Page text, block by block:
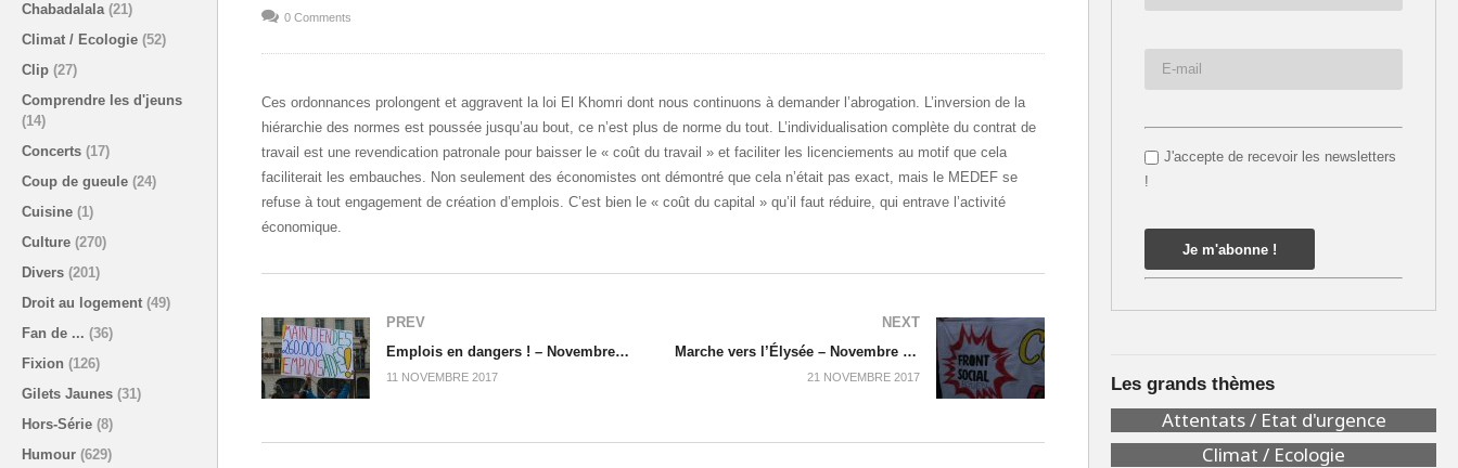
Chabadalala (21)
Climat / Ecologie (52)
Clip (27)
Comprendre les d'jeuns
(14)
Concerts (17)
Coup de gueule (24)
Cuisine (1)
Culture (270)
Divers (201)
Droit au logement (49)
Fan de ... (36)
Fixion (126)
Gilets Jaunes (31)
Hors-Série (8)
Humour (629)
0 Comments
Ces ordonnances prolongent et aggravent la loi El Khomri dont nous continuons à demander l’abrogation. L’inversion de la
hiérarchie des normes est poussée jusqu’au bout, ce n’est plus de norme du tout. L’individualisation complète du contrat de
travail est une revendication patronale pour baisser le « coût du travail » et faciliter les licenciements au motif que cela
faciliterait les embauches. Non seulement des économistes ont démontré que cela n’était pas exact, mais le MEDEF se
refuse à tout engagement de création d’emplois. C’est bien le « coût du capital » qu’il faut réduire, qui entrave l’activité
économique.
PREV
Emplois en dangers ! – Novembre 2017
11 NOVEMBRE 2017
NEXT
Marche vers l’Élysée – Novembre 2017
21 NOVEMBRE 2017
J'accepte de recevoir les newsletters
!
Les grands thèmes
Attentats / Etat d'urgence
Climat / Ecologie